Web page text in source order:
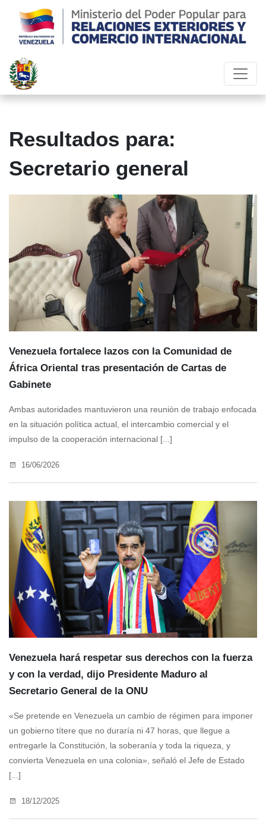
Resultados para:
Secretario general
Venezuela fortalece lazos con la Comunidad de
África Oriental tras presentación de Cartas de
Gabinete
Ambas autoridades mantuvieron una reunión de trabajo enfocada
en la situación política actual, el intercambio comercial y el
impulso de la cooperación internacional [...]
16/06/2026
Venezuela hará respetar sus derechos con la fuerza
y con la verdad, dijo Presidente Maduro al
Secretario General de la ONU
«Se pretende en Venezuela un cambio de régimen para imponer
un gobierno títere que no duraría ni 47 horas, que llegue a
entregarle la Constitución, la soberanía y toda la riqueza, y
convierta Venezuela en una colonia», señaló el Jefe de Estado
[...]
18/12/2025